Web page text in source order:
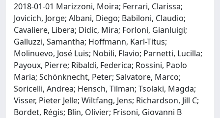
2018-01-01 Marizzoni, Moira; Ferrari, Clarissa;
Jovicich, Jorge; Albani, Diego; Babiloni, Claudio;
Cavaliere, Libera; Didic, Mira; Forloni, Gianluigi;
Galluzzi, Samantha; Hoffmann, Karl-Titus;
Molinuevo, José Luis; Nobili, Flavio; Parnetti, Lucilla;
Payoux, Pierre; Ribaldi, Federica; Rossini, Paolo
Maria; Schönknecht, Peter; Salvatore, Marco;
Soricelli, Andrea; Hensch, Tilman; Tsolaki, Magda;
Visser, Pieter Jelle; Wiltfang, Jens; Richardson, Jill C;
Bordet, Régis; Blin, Olivier; Frisoni, Giovanni B